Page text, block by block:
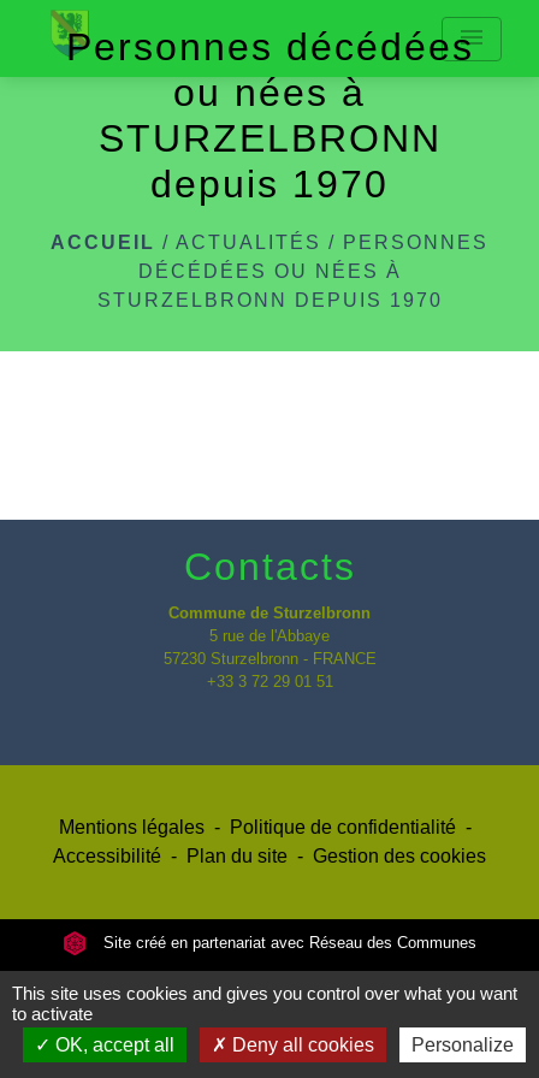
menu
Personnes décédées
ou nées à
STURZELBRONN
depuis 1970
ACCUEIL / ACTUALITÉS / PERSONNES
DÉCÉDÉES OU NÉES À
STURZELBRONN DEPUIS 1970
Contacts
Commune de Sturzelbronn
5 rue de l'Abbaye
57230 Sturzelbronn - FRANCE
+33 3 72 29 01 51
Mentions légales - Politique de confidentialité -
Accessibilité - Plan du site - Gestion des cookies
Site créé en partenariat avec Réseau des Communes
This site uses cookies and gives you control over what you want
to activate
OK, accept all
Deny all cookies Personalize